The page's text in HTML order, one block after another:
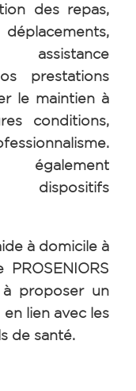
des repas,
prestations
le maintien à
conditions,
également
à domicile à
à proposer un
lien avec les
de santé.